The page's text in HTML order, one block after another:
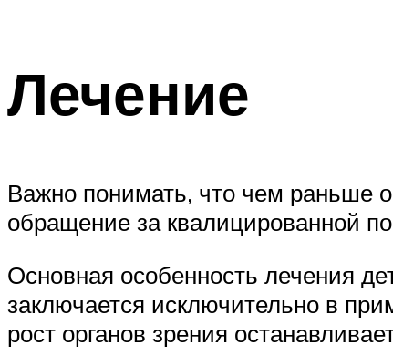
Лечение
Важно понимать, что чем раньше
обращение за квалицированной
Основная особенность лечения
заключается исключительно в
рост органов зрения